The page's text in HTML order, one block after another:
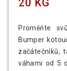
20 KG
Proměňte
Bumper
začátečníků,
váhami od 5